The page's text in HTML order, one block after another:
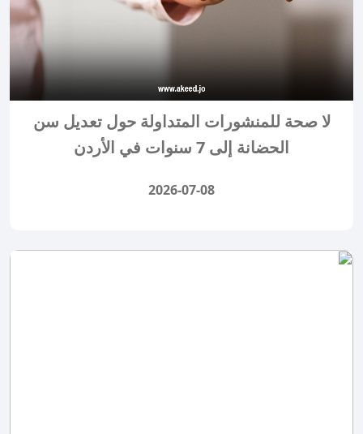
لا صحة للمنشورات المتداولة حول تعديل سن
الحضانة إلى 7 سنوات في الأردن
2026-07-08